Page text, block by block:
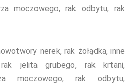
moczowego, rak odbytu, rak
nerek, rak żołądka, inne
jelita grubego, rak krtani,
moczowego, rak odbytu,